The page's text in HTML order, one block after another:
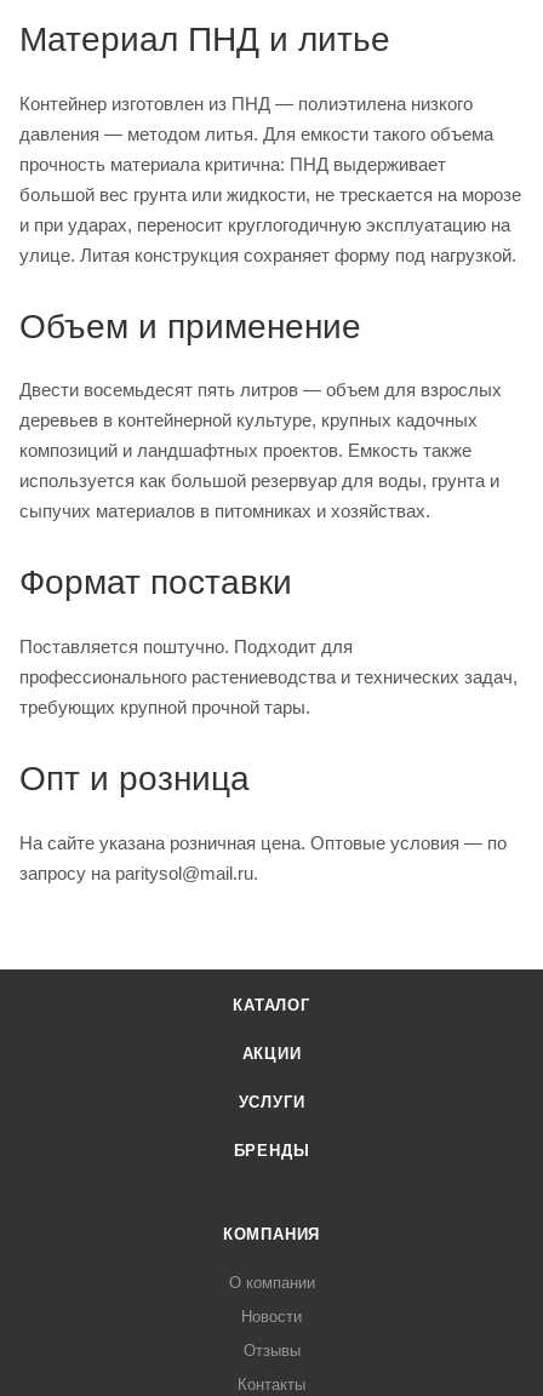
Материал ПНД и литье
Контейнер изготовлен из ПНД — полиэтилена низкого
давления — методом литья. Для емкости такого объема
прочность материала критична: ПНД выдерживает
большой вес грунта или жидкости, не трескается на морозе
и при ударах, переносит круглогодичную эксплуатацию на
улице. Литая конструкция сохраняет форму под нагрузкой.
Объем и применение
Двести восемьдесят пять литров — объем для взрослых
деревьев в контейнерной культуре, крупных кадочных
композиций и ландшафтных проектов. Емкость также
используется как большой резервуар для воды, грунта и
сыпучих материалов в питомниках и хозяйствах.
Формат поставки
Поставляется поштучно. Подходит для
профессионального растениеводства и технических задач,
требующих крупной прочной тары.
Опт и розница
На сайте указана розничная цена. Оптовые условия — по
запросу на paritysol@mail.ru.
КАТАЛОГ
АКЦИИ
УСЛУГИ
БРЕНДЫ
КОМПАНИЯ
О компании
Новости
Отзывы
Контакты